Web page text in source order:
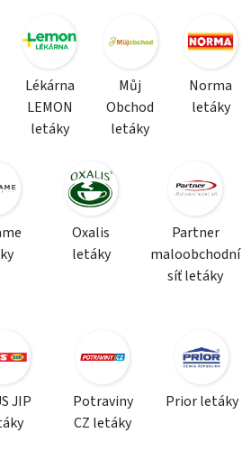
Lékárna
LEMON
letáky
Můj
Obchod
letáky
Norma
letáky
Oxalis
letáky
Partner
maloobchodní
síť letáky
JIP
Potraviny
CZ letáky
Prior letáky